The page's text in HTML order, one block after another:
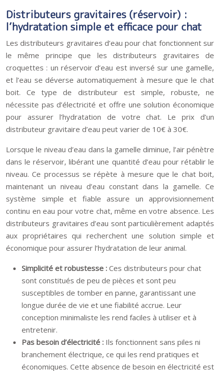
Distributeurs gravitaires (réservoir) :
l’hydratation simple et efficace pour chat
Les distributeurs gravitaires d’eau pour chat fonctionnent sur
le même principe que les distributeurs gravitaires de
croquettes : un réservoir d’eau est inversé sur une gamelle,
et l’eau se déverse automatiquement à mesure que le chat
boit. Ce type de distributeur est simple, robuste, ne
nécessite pas d’électricité et offre une solution économique
pour assurer l’hydratation de votre chat. Le prix d’un
distributeur gravitaire d’eau peut varier de 10€ à 30€.
Lorsque le niveau d’eau dans la gamelle diminue, l’air pénètre
dans le réservoir, libérant une quantité d’eau pour rétablir le
niveau. Ce processus se répète à mesure que le chat boit,
maintenant un niveau d’eau constant dans la gamelle. Ce
système simple et fiable assure un approvisionnement
continu en eau pour votre chat, même en votre absence. Les
distributeurs gravitaires d’eau sont particulièrement adaptés
aux propriétaires qui recherchent une solution simple et
économique pour assurer l’hydratation de leur animal.
Simplicité et robustesse : Ces distributeurs pour chat
sont constitués de peu de pièces et sont peu
susceptibles de tomber en panne, garantissant une
longue durée de vie et une fiabilité accrue. Leur
conception minimaliste les rend faciles à utiliser et à
entretenir.
Pas besoin d’électricité : Ils fonctionnent sans piles ni
branchement électrique, ce qui les rend pratiques et
économiques. Cette absence de besoin en électricité est